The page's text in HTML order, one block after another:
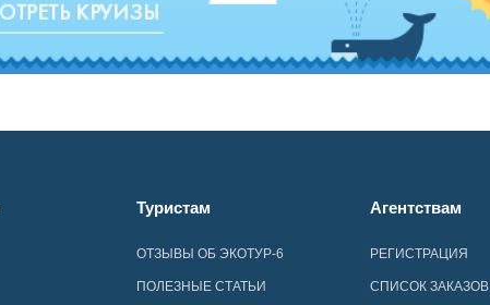
Туристам
ОТЗЫВЫ ОБ ЭКОТУР-6
ПОЛЕЗНЫЕ СТАТЬИ
Агентствам
РЕГИСТРАЦИЯ
СПИСОК ЗАКАЗОВ